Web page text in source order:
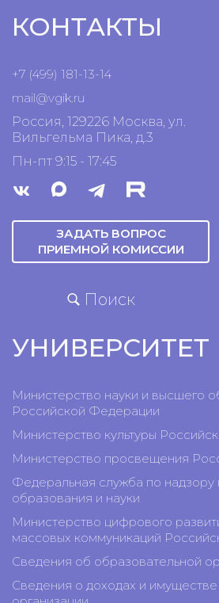
КОНТАКТЫ
+7 (499) 181-13-14
mail@vgik.ru
Россия, 129226 Москва, ул.
Вильгельма Пика, д.3
Пн-пт 9:15 - 17:45
ЗАДАТЬ ВОПРОС
ПРИЕМНОЙ КОМИССИИ
Поиск
УНИВЕРСИТЕТ
Министерство науки и высшего
Российской Федерации
Министерство культуры
Министерство просвещения
Федеральная служба по
образования и науки
Министерство цифрового
массовых коммуникаций
Сведения об образовательной
Сведения о доходах и